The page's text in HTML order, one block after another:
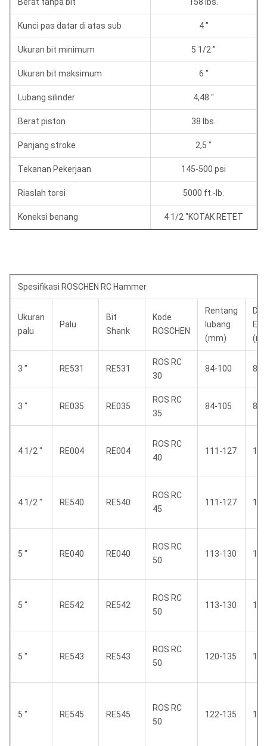
Kunci pas datar di atas sub 4 "
Ukuran bit minimum 5 1/2 "
Ukuran bit maksimum 6 "
Lubang silinder 4,48 "
Berat piston 38 lbs.
Panjang stroke 2,5 "
Tekanan Pekerjaan 145-500 psi
Riaslah torsi 5000 ft.-lb.
Koneksi benang 4 1/2 "KOTAK RETET
Spesifikasi ROSCHEN RC Hammer
Ukuran
palu
Palu
Bit
Shank
Kode
ROSCHEN
Rentang
lubang
(mm)
3 " RE531 RE531
ROS RC
30
84-100 81
3 " RE035 RE035
ROS RC
35
84-105 85
4 1/2 " RE004 RE004
ROS RC
40
111-127 107
4 1/2 " RE540 RE540
ROS RC
45
111-127 107
5 " RE040 RE040
ROS RC
50
113-130
5 " RE542 RE542
ROS RC
50
113-130
5 " RE543 RE543
ROS RC
50
120-135 116
5 " RE545 RE545
ROS RC
50
122-135